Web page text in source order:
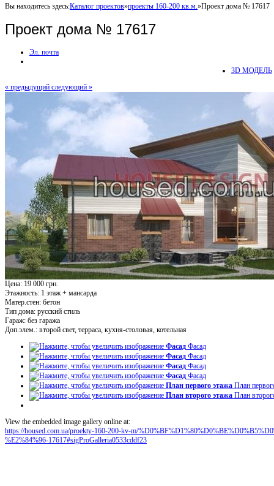
Вы находитесь здесь:Каталог проектов»проекты 160-200 кв.м. »Проект дома № 17617
Проект дома № 17617
Эл. почта
3D МОДЕЛЬ
« предыдущий следующий »
Цена: 19 000 грн.
Этажность: 1 этаж + мансарда
Матер.стен: бетон
Тип дома: русский стиль
Гараж: без гаража
Доп.элем.: второй свет, терраса, кухня-столовая, котельная
Фасад Фасад
Фасад Фасад
Фасад Фасад
Фасад Фасад
План первого этажа План
План второго этажа План
View the embedded image gallery online at:
https://housed.com.ua/proekty-160-200-kv-m/
%E2%84%96-17617#sigProGalleria0533cddf23